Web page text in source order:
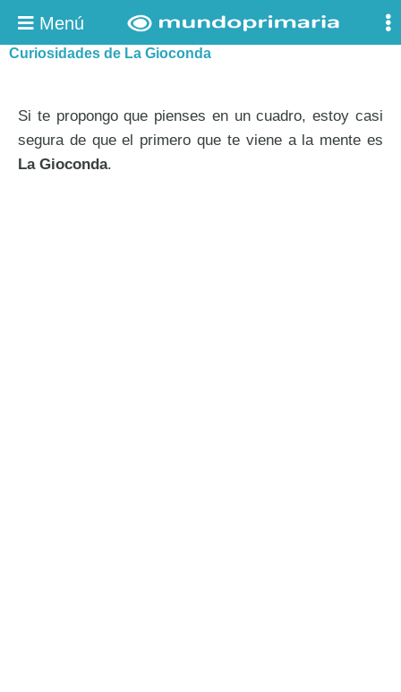
Menú
Curiosidades de La Gioconda
Si te propongo que pienses en un cuadro, estoy casi
segura de que el primero que te viene a la mente es
La Gioconda.